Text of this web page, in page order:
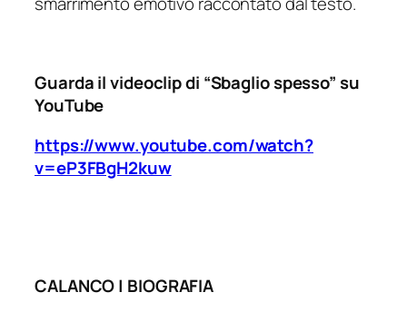
Guarda il videoclip di “Sbaglio spesso” su
YouTube
https://www.youtube.com/watch?
v=eP3FBgH2kuw
CALANCO | BIOGRAFIA